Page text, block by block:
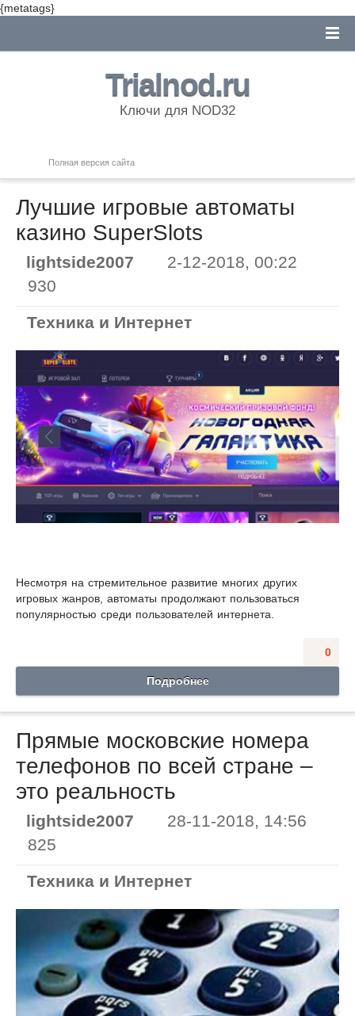
{metatags}
Trialnod.ru
Ключи для NOD32
Полная версия сайта
Лучшие игровые автоматы
казино SuperSlots
lightside2007
2-12-2018, 00:22
930
Техника и Интернет
Несмотря на стремительное развитие многих других
игровых жанров, автоматы продолжают пользоваться
популярностью среди пользователей интернета.
0
Подробнее
Прямые московские номера
телефонов по всей стране –
это реальность
lightside2007
28-11-2018, 14:56
825
Техника и Интернет